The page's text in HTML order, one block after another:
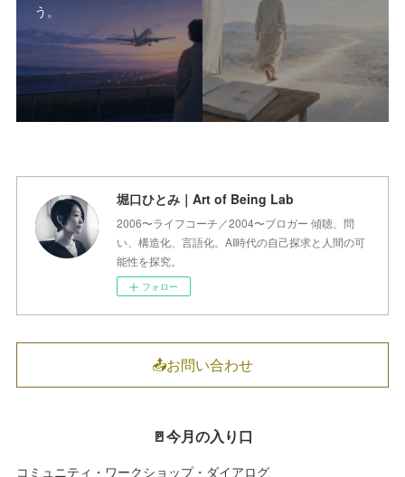
う。
堀口ひとみ｜Art of Being Lab
2006〜ライフコーチ／2004〜ブロガー 傾聴、問
い、構造化、言語化。AI時代の自己探求と人間の可
能性を探究。
フォロー
📤お問い合わせ
🚪今月の入り口
コミュニティ・ワークショップ・ダイアログ